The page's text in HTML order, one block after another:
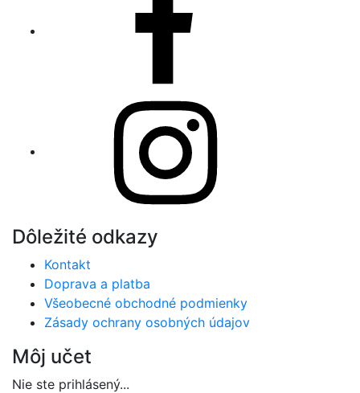
Dôležité odkazy
Kontakt
Doprava a platba
Všeobecné obchodné podmienky
Zásady ochrany osobných údajov
Môj učet
Nie ste prihlásený...